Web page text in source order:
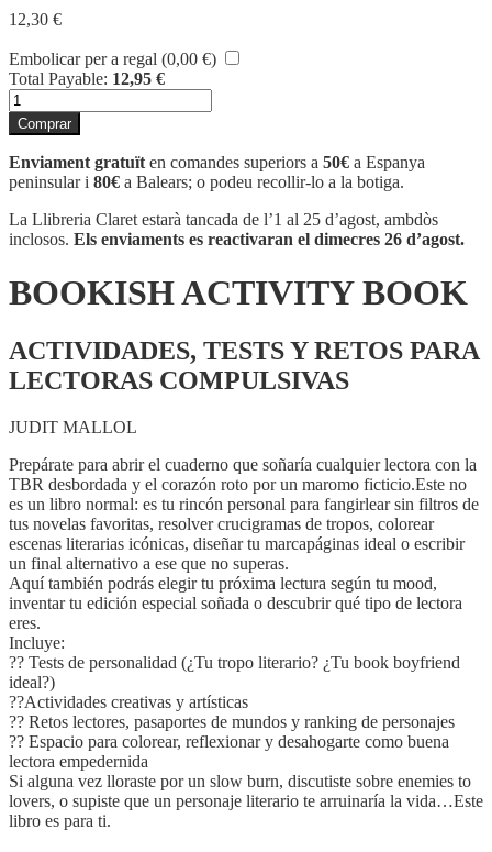
12,30 €
Embolicar per a regal (0,00 €)
Total Payable: 12,95 €
quantitat
de
BOOKISH
ACTIVITY
BOOK
Comprar
Enviament gratuït en comandes superiors a 50€ a Espanya
peninsular i 80€ a Balears; o podeu recollir-lo a la botiga.
La Llibreria Claret estarà tancada de l’1 al 25 d’agost, ambdòs
inclosos. Els enviaments es reactivaran el dimecres 26 d’agost.
BOOKISH ACTIVITY BOOK
ACTIVIDADES, TESTS Y RETOS PARA
LECTORAS COMPULSIVAS
JUDIT MALLOL
Prepárate para abrir el cuaderno que soñaría cualquier lectora con la
TBR desbordada y el corazón roto por un maromo ficticio.Este no
es un libro normal: es tu rincón personal para fangirlear sin filtros de
tus novelas favoritas, resolver crucigramas de tropos, colorear
escenas literarias icónicas, diseñar tu marcapáginas ideal o escribir
un final alternativo a ese que no superas.
Aquí también podrás elegir tu próxima lectura según tu mood,
inventar tu edición especial soñada o descubrir qué tipo de lectora
eres.
Incluye:
?? Tests de personalidad (¿Tu tropo literario? ¿Tu book boyfriend
ideal?)
??Actividades creativas y artísticas
?? Retos lectores, pasaportes de mundos y ranking de personajes
?? Espacio para colorear, reflexionar y desahogarte como buena
lectora empedernida
Si alguna vez lloraste por un slow burn, discutiste sobre enemies to
lovers, o supiste que un personaje literario te arruinaría la vida…Este
libro es para ti.